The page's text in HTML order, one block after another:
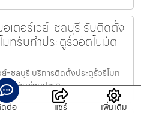
เตอร์เวย์-ชลบุรี รับติดตั้ง
ทรับทำประตูรั้วอัตโนมัติ
-ชลบุรี บริการติดตั้งประตูรั้วรีโมท
และ รับซ่อมประตู
ต่อ แชร์ เพิ่มเติม